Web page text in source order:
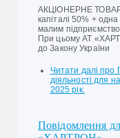
АКЦІОНЕРНЕ
капіталі 50% +
малим
При цьому АТ
до Закону України
Читати далі про
діяльності для
2025 рік.
Повідомлення